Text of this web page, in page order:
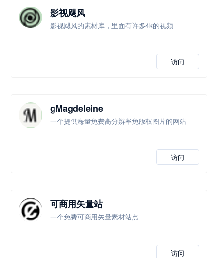
影视飓风
影视飓风的素材库，里面有许多4k的视频
访问
gMagdeleine
一个提供海量免费高分辨率免版权图片的网站
访问
可商用矢量站
一个免费可商用矢量素材站点
访问